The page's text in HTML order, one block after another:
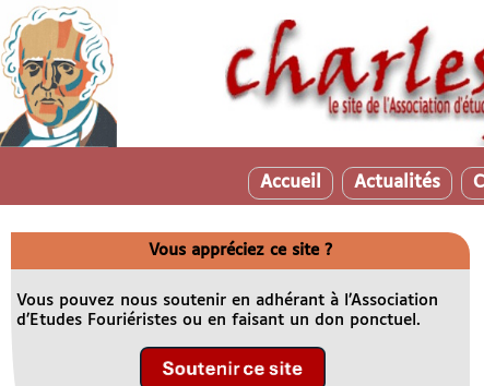
Accueil Actualités
Vous appréciez ce site ?
Vous pouvez nous soutenir en adhérant à l’Association
d’Etudes Fouriéristes ou en faisant un don ponctuel.